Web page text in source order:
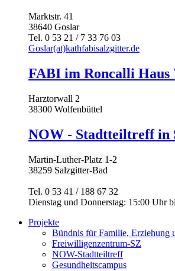
Marktstr. 41
38640 Goslar
Tel. 0 53 21 / 7 33 76 03
Goslar(at)kathfabisalzgitter.de
FABI im Roncalli Haus
Harztorwall 2
38300 Wolfenbüttel
NOW - Stadtteiltreff in
Martin-Luther-Platz 1-2
38259 Salzgitter-Bad
Tel. 0 53 41 / 188 67 32
Dienstag und Donnerstag: 15:00 Uhr
Projekte
Bündnis für Familie, Erziehung
Freiwilligenzentrum-SZ
NOW-Stadtteiltreff
Gesundheitscampus